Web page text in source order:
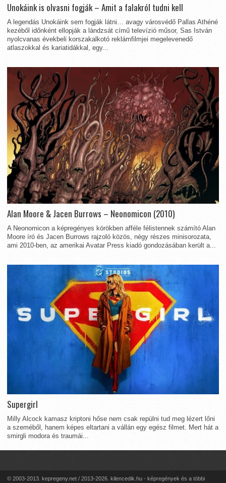
Unokáink is olvasni fogják – Amit a falakról tudni kell
A legendás Unokáink sem fogják látni… avagy városvédő Pallas Athéné
kezéből időnként ellopják a lándzsát című televízió műsor, Sas István
nyolcvanas évekbeli korszakalkotó reklámfilmjei megelevenedő
atlaszokkal és kariatidákkal, egy...
Alan Moore & Jacen Burrows – Neonomicon (2010)
A Neonomicon a képregényes körökben afféle félistennek számító Alan
Moore író és Jacen Burrows rajzoló közös, négy részes minisorozata,
ami 2010-ben, az amerikai Avatar Press kiadó gondozásában került a...
Supergirl
Milly Alcock kamasz kriptoni hőse nem csak repülni tud meg lézert lőni
a szeméből, hanem képes eltartani a vállán egy egész filmet. Mert hát a
smirgli modora és traumái...
© 2003-2013. kepregeny.net / 2013-2026. kilencedik.hu - képregények és a többi